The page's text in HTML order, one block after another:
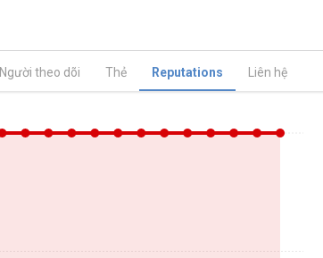
Người theo dõi Thẻ Reputations Liên hệ